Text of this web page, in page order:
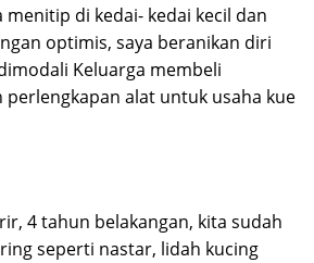
di kedai- kedai kecil dan
optimis, saya beranikan diri
Keluarga membeli
perlengkapan alat untuk usaha kue
4 tahun belakangan, kita sudah
seperti nastar, lidah kucing